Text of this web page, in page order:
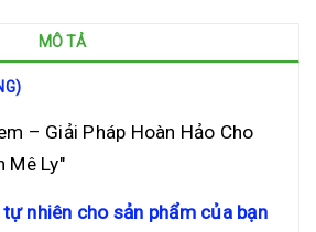
MÔ TẢ
– Giải Pháp Hoàn Hảo Cho
Mê Ly"
nhiên cho sản phẩm của bạn